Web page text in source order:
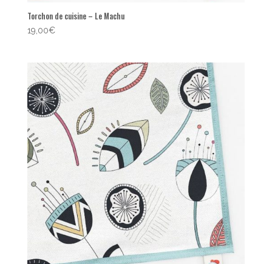
Torchon de cuisine – Le Machu
19,00€